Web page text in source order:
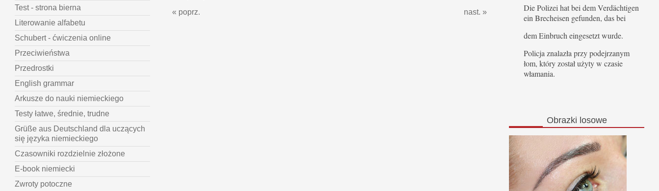
« poprz. nast. »
Test - strona bierna
Literowanie alfabetu
Schubert - ćwiczenia online
Przeciwieństwa
Przedrostki
English grammar
Arkusze do nauki niemieckiego
Testy łatwe, średnie, trudne
Grüße aus Deutschland dla uczących
się języka niemieckiego
Czasowniki rozdzielnie złożone
E-book niemiecki
Zwroty potoczne
Die Polizei hat bei dem Verdächtigen
ein Brecheisen gefunden, das bei
dem Einbruch eingesetzt wurde.
Policja znalazła przy podejrzanym
łom, który został użyty w czasie
włamania.
Obrazki losowe